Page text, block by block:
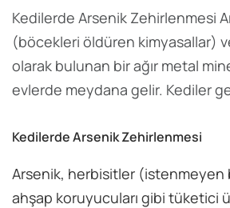
Kedilerde Arsenik Zehirlenmesi
(böcekleri öldüren kimyasallar)
olarak bulunan bir ağır metal
evlerde meydana gelir. Kediler
Kedilerde Arsenik Zehirlenmesi
Arsenik, herbisitler
ahşap koruyucuları gibi tüketici